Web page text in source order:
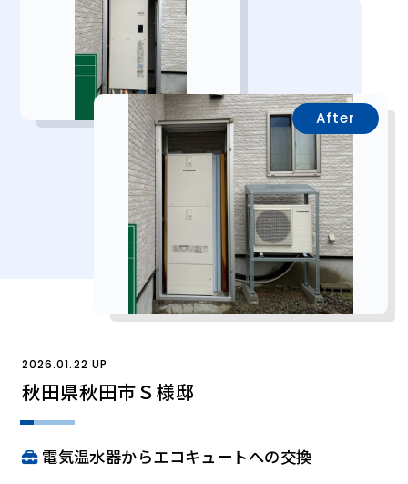
After
2026.01.22 UP
秋田県秋田市Ｓ様邸
電気温水器からエコキュートへの交換